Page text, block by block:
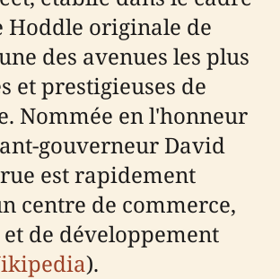
Hoddle originale de
des avenues les plus
et prestigieuses de
Nommée en l'honneur
gouverneur David
est rapidement
centre de commerce,
de développement
).